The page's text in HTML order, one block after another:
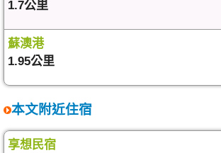
1.7公里
蘇澳港
1.95公里
本文附近住宿
享想民宿